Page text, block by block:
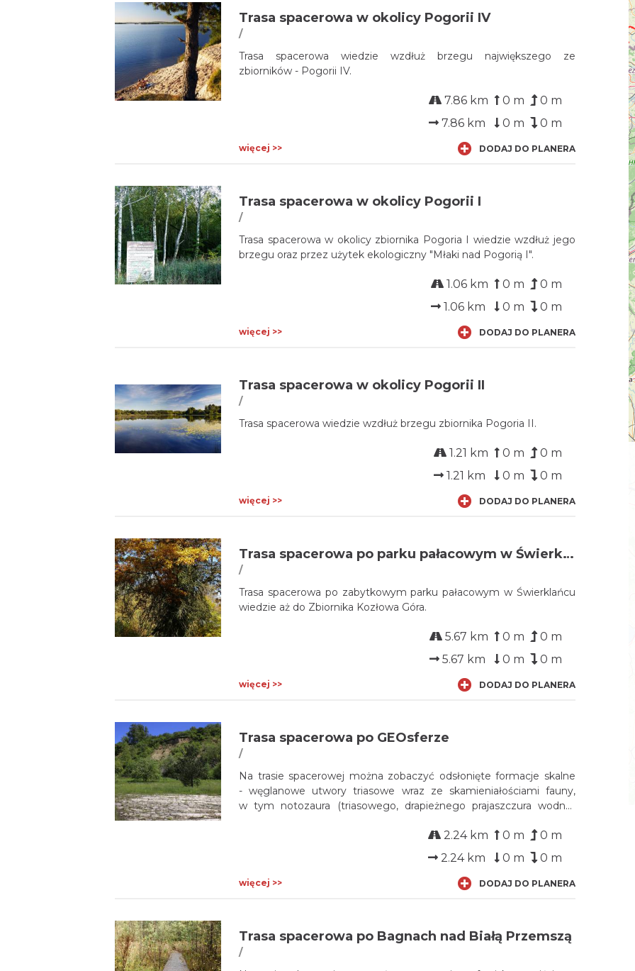
Trasa spacerowa w okolicy Pogorii IV
/
Trasa spacerowa wiedzie wzdłuż brzegu największego ze
zbiorników - Pogorii IV.
7.86 km 0 m
0 m
7.86 km
0 m 0 m
więcej >> DODAJ DO PLANERA
Trasa spacerowa w okolicy Pogorii I
/
Trasa spacerowa w okolicy zbiornika Pogoria I wiedzie wzdłuż jego
brzegu oraz przez użytek ekologiczny "Młaki nad Pogorią I".
1.06 km 0 m
0 m
1.06 km
0 m 0 m
więcej >> DODAJ DO PLANERA
Trasa spacerowa w okolicy Pogorii II
/
Trasa spacerowa wiedzie wzdłuż brzegu zbiornika Pogoria II.
1.21 km 0 m
0 m
1.21 km
0 m 0 m
więcej >> DODAJ DO PLANERA
Trasa spacerowa po parku pałacowym w Świerklańcu
/
Trasa spacerowa po zabytkowym parku pałacowym w Świerklańcu
wiedzie aż do Zbiornika Kozłowa Góra.
5.67 km 0 m
0 m
5.67 km
0 m 0 m
więcej >> DODAJ DO PLANERA
Trasa spacerowa po GEOsferze
/
Na trasie spacerowej można zobaczyć odsłonięte formacje skalne
- węglanowe utwory triasowe wraz ze skamieniałościami fauny,
w tym notozaura (triasowego, drapieżnego prajaszczura wodno-
megariplemarki (faliste struktury dna dawnego morza).
2.24 km 0 m
0 m
2.24 km
0 m 0 m
więcej >> DODAJ DO PLANERA
Trasa spacerowa po Bagnach nad Białą Przemszą
/